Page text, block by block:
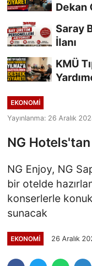
Dekan
Saray
İlanı
KMÜ
EKONOMI
Yayınlanma: 26 Aralık
NG Hotels'tan
NG Enjoy, NG
bir otelde
konserlerle
sunacak
EKONOMI 26 Aralık